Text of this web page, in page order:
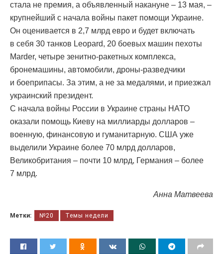
стала не премия, а объявленный накануне – 13 мая, –
крупнейший с начала войны пакет помощи Украине.
Он оценивается в 2,7 млрд евро и будет включать
в себя 30 танков Leopard, 20 боевых машин пехоты
Marder, четыре зенитно-ракетных комплекса,
бронемашины, автомобили, дроны-разведчики
и боеприпасы. За этим, а не за медалями, и приезжал
украинский президент.
С начала войны России в Украине страны НАТО
оказали помощь Киеву на миллиарды долларов –
военную, финансовую и гуманитарную. США уже
выделили Украине более 70 млрд долларов,
Великобритания – почти 10 млрд, Германия – более
7 млрд.
Анна Матвеева
Метки: №20 Темы недели